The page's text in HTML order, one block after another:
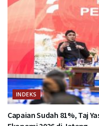
INDEKS
Capaian Sudah 81%, Taj